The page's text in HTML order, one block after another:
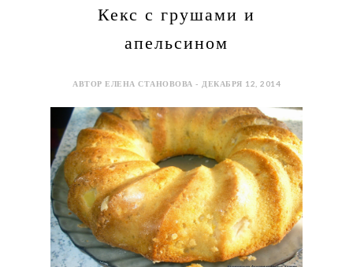
Кекс с грушами и
апельсином
АВТОР ЕЛЕНА СТАНОВОВА - ДЕКАБРЯ 12, 2014